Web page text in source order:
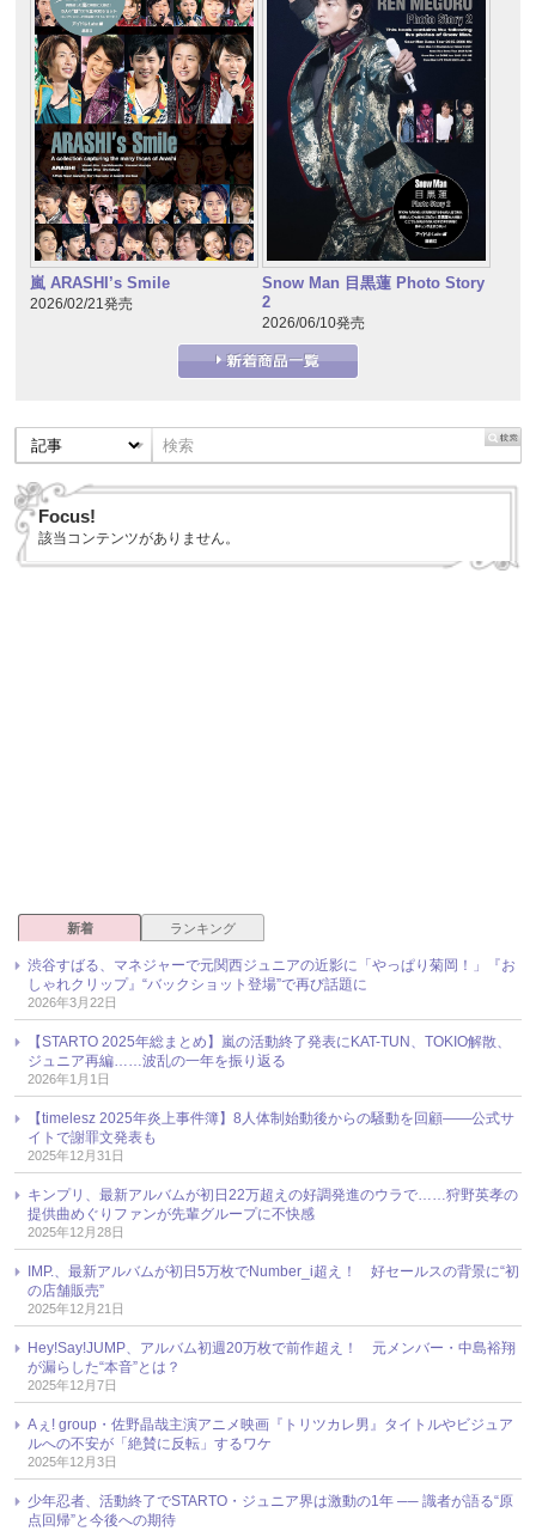
嵐 ARASHI’s Smile
2026/02/21発売
Snow Man 目黒蓮 Photo Story
2
2026/06/10発売
Focus!
該当コンテンツがありません。
新着 ランキング
渋谷すばる、マネジャーで元関西ジュニアの近影に「やっぱり菊岡！」『お
しゃれクリップ』“バックショット登場”で再び話題に
2026年3月22日
【STARTO 2025年総まとめ】嵐の活動終了発表にKAT-TUN、TOKIO解散、
ジュニア再編……波乱の一年を振り返る
2026年1月1日
【timelesz 2025年炎上事件簿】8人体制始動後からの騒動を回顧――公式サ
イトで謝罪文発表も
2025年12月31日
キンプリ、最新アルバムが初日22万超えの好調発進のウラで……狩野英孝の
提供曲めぐりファンが先輩グループに不快感
2025年12月28日
IMP.、最新アルバムが初日5万枚でNumber_i超え！ 好セールスの背景に“初
の店舗販売”
2025年12月21日
Hey!Say!JUMP、アルバム初週20万枚で前作超え！ 元メンバー・中島裕翔
が漏らした“本音”とは？
2025年12月7日
Aぇ! group・佐野晶哉主演アニメ映画『トリツカレ男』タイトルやビジュア
ルへの不安が「絶賛に反転」するワケ
2025年12月3日
少年忍者、活動終了でSTARTO・ジュニア界は激動の1年 ── 識者が語る“原
点回帰”と今後への期待